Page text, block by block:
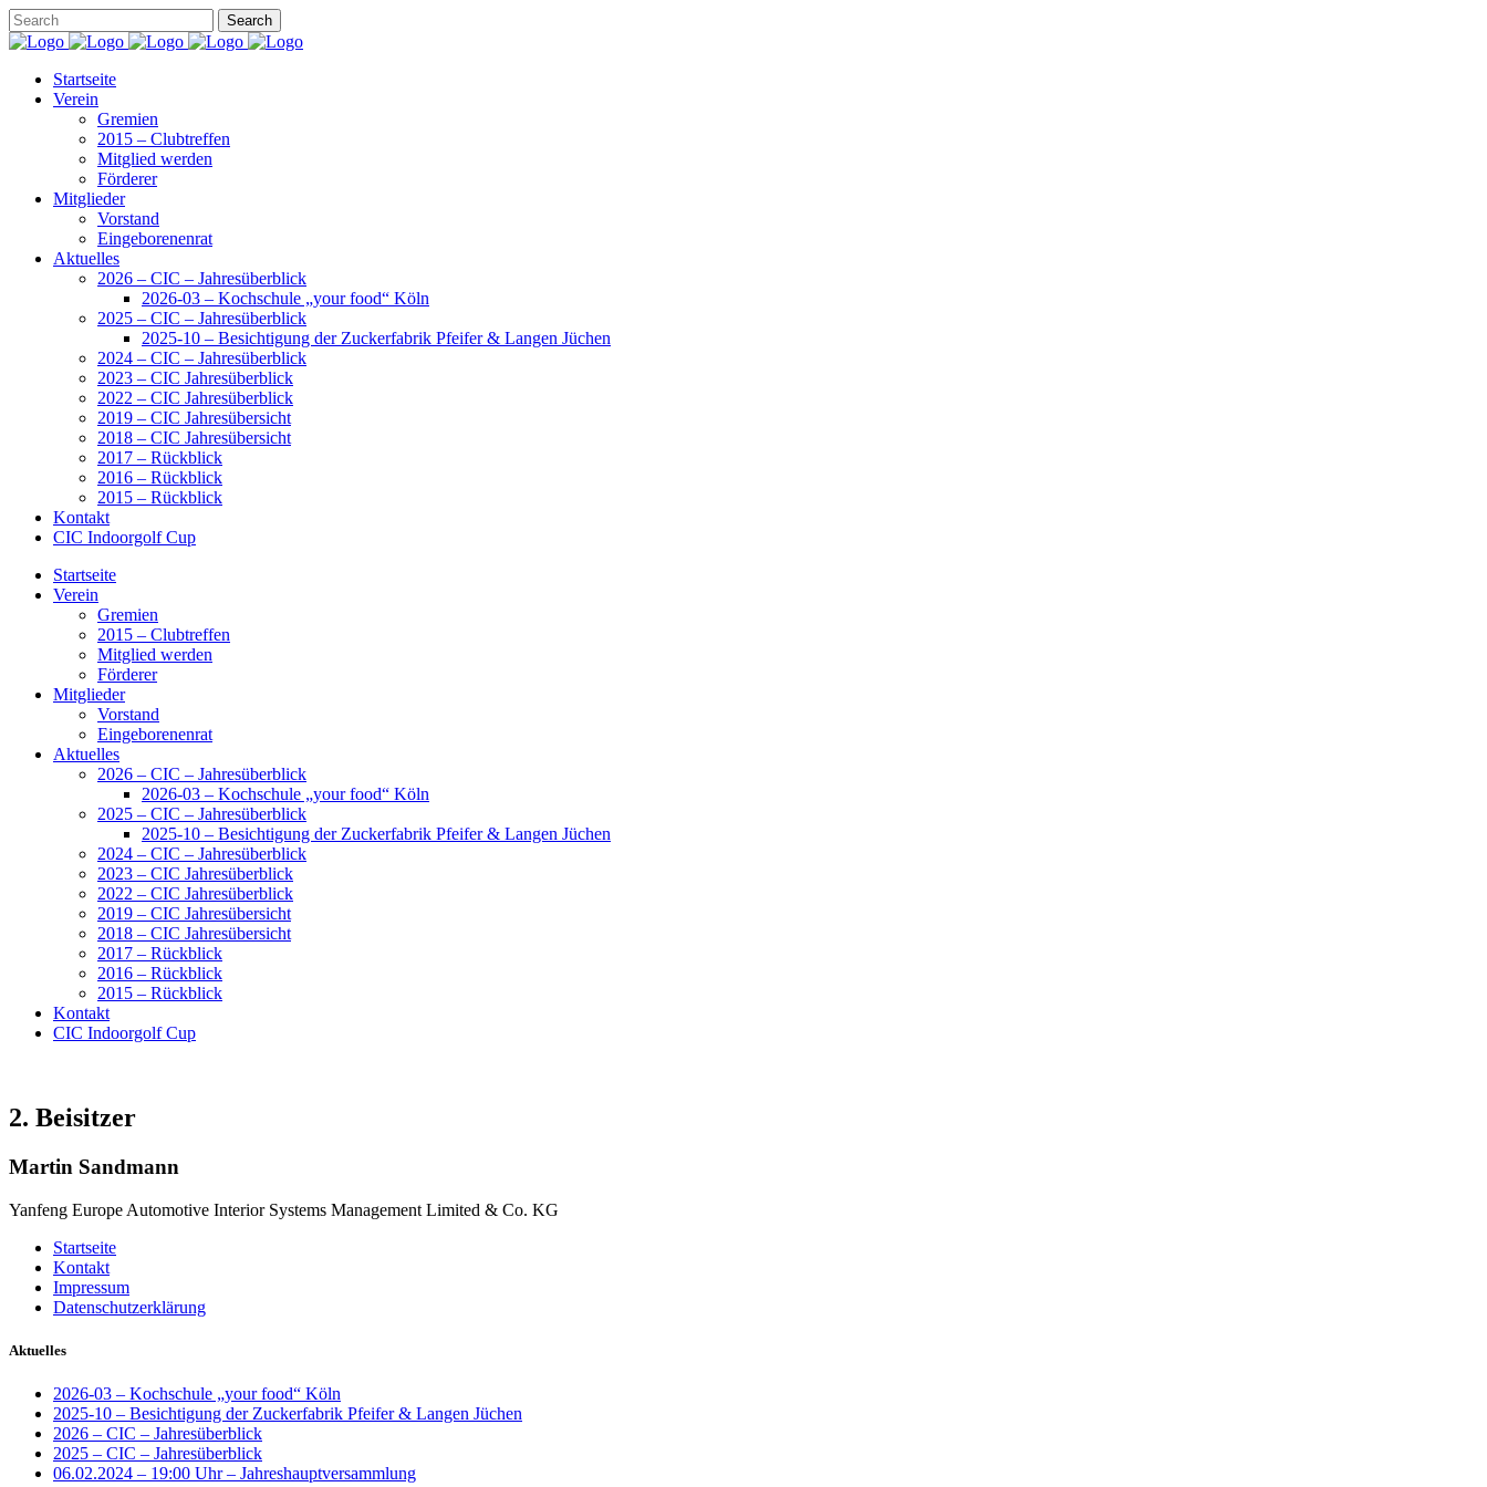
Startseite
Verein
Gremien
2015 – Clubtreffen
Mitglied werden
Förderer
Mitglieder
Vorstand
Eingeborenenrat
Aktuelles
2026 – CIC – Jahresüberblick
2026-03 – Kochschule „your food“ Köln
2025 – CIC – Jahresüberblick
2025-10 – Besichtigung der Zuckerfabrik Pfeifer & Langen Jüchen
2024 – CIC – Jahresüberblick
2023 – CIC Jahresüberblick
2022 – CIC Jahresüberblick
2019 – CIC Jahresübersicht
2018 – CIC Jahresübersicht
2017 – Rückblick
2016 – Rückblick
2015 – Rückblick
Kontakt
CIC Indoorgolf Cup
Startseite
Verein
Gremien
2015 – Clubtreffen
Mitglied werden
Förderer
Mitglieder
Vorstand
Eingeborenenrat
Aktuelles
2026 – CIC – Jahresüberblick
2026-03 – Kochschule „your food“ Köln
2025 – CIC – Jahresüberblick
2025-10 – Besichtigung der Zuckerfabrik Pfeifer & Langen Jüchen
2024 – CIC – Jahresüberblick
2023 – CIC Jahresüberblick
2022 – CIC Jahresüberblick
2019 – CIC Jahresübersicht
2018 – CIC Jahresübersicht
2017 – Rückblick
2016 – Rückblick
2015 – Rückblick
Kontakt
CIC Indoorgolf Cup
2. Beisitzer
Martin Sandmann
Yanfeng Europe Automotive Interior Systems Management Limited & Co. KG
Startseite
Kontakt
Impressum
Datenschutzerklärung
Aktuelles
2026-03 – Kochschule „your food“ Köln
2025-10 – Besichtigung der Zuckerfabrik Pfeifer & Langen Jüchen
2026 – CIC – Jahresüberblick
2025 – CIC – Jahresüberblick
06.02.2024 – 19:00 Uhr – Jahreshauptversammlung